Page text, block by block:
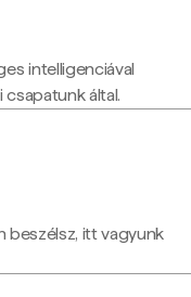
intelligenciával
által.
beszélsz, itt vagyunk